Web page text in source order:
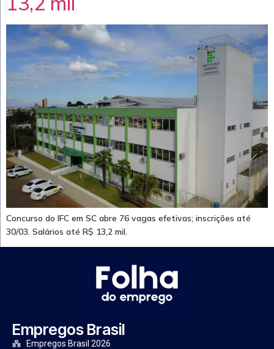
Concurso do IFC em SC abre 76 vagas efetivas; inscrições até
30/03. Salários até R$ 13,2 mil.
Empregos Brasil
Empregos Brasil 2026